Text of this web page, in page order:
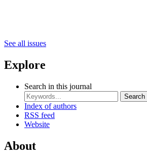
See all issues
Explore
Search in this journal
Search
Index of authors
RSS feed
Website
About